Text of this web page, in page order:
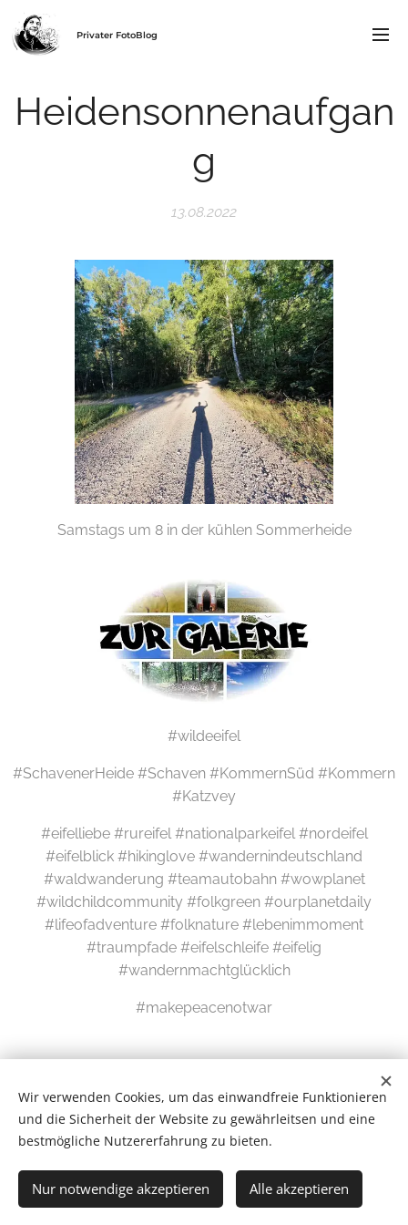
Privater FotoBlog
Heidensonnenaufgan
g
13.08.2022
Samstags um 8 in der kühlen Sommerheide
#wildeeifel
#SchavenerHeide #Schaven #KommernSüd #Kommern
#Katzvey
#eifelliebe #rureifel #nationalparkeifel #nordeifel
#eifelblick #hikinglove #wandernindeutschland
#waldwanderung #teamautobahn #wowplanet
#wildchildcommunity #folkgreen #ourplanetdaily
#lifeofadventure #folknature #lebenimmoment
#traumpfade #eifelschleife #eifelig
#wandernmachtglücklich
#makepeacenotwar
# Newsletter # Cookies
Wir verwenden Cookies, um das einwandfreie Funktionieren
und die Sicherheit der Website zu gewährleitsen und eine
bestmögliche Nutzererfahrung zu bieten.
Nur notwendige akzeptieren Alle akzeptieren